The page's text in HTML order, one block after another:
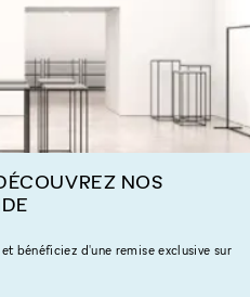
NOS
bénéficiez d'une remise exclusive sur